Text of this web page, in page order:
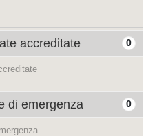
0
accreditate
0
di emergenza